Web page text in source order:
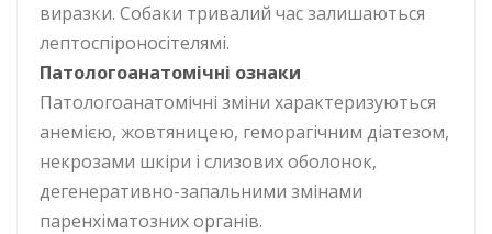
виразки. Собаки тривалий час залишаються
лептоспіроносітелямі.
Патологоанатомічні ознаки
Патологоанатомічні зміни характеризуються
анемією, жовтяницею, геморагічним діатезом,
некрозами шкіри і слизових оболонок,
дегенеративно-запальними змінами
паренхіматозних органів.